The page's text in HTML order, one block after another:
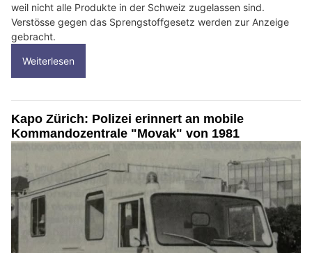
weil nicht alle Produkte in der Schweiz zugelassen sind.
Verstösse gegen das Sprengstoffgesetz werden zur Anzeige
gebracht.
Weiterlesen
Kapo Zürich: Polizei erinnert an mobile
Kommandozentrale "Movak" von 1981